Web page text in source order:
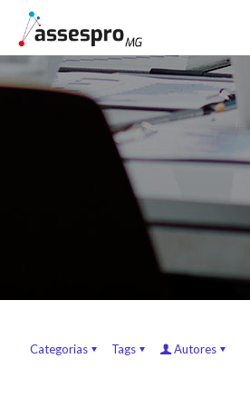
Categorias Tags Autores